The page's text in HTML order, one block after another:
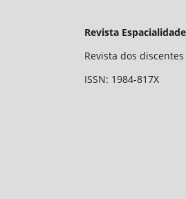
Revista
Revista dos discentes
ISSN: 1984-817X